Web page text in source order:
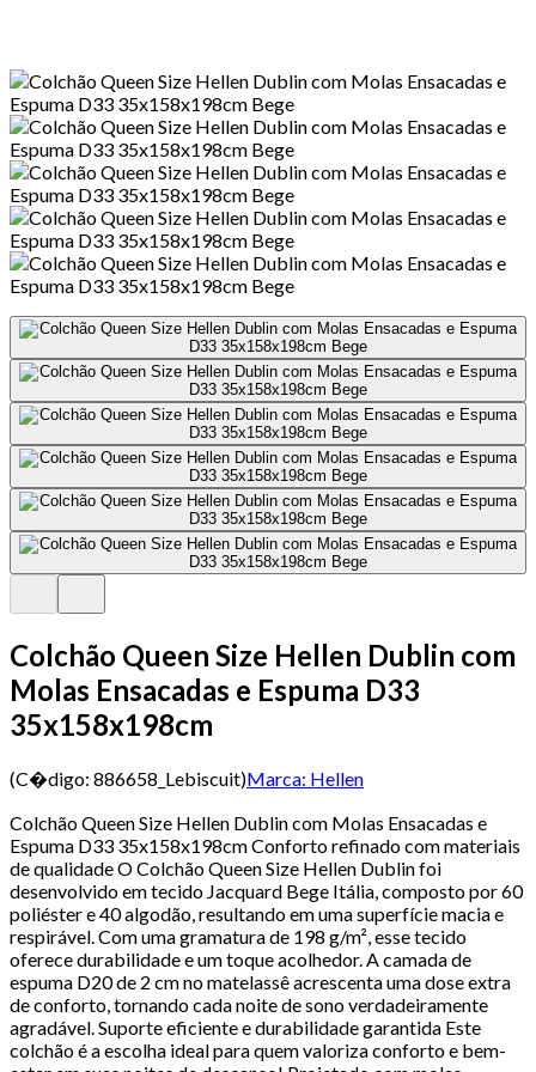
Colchão Queen Size Hellen Dublin com
Molas Ensacadas e Espuma D33
35x158x198cm
(C�digo: 886658_Lebiscuit)Marca: Hellen
Colchão Queen Size Hellen Dublin com Molas Ensacadas e
Espuma D33 35x158x198cm Conforto refinado com materiais
de qualidade O Colchão Queen Size Hellen Dublin foi
desenvolvido em tecido Jacquard Bege Itália, composto por 60
poliéster e 40 algodão, resultando em uma superfície macia e
respirável. Com uma gramatura de 198 g/m², esse tecido
oferece durabilidade e um toque acolhedor. A camada de
espuma D20 de 2 cm no matelassê acrescenta uma dose extra
de conforto, tornando cada noite de sono verdadeiramente
agradável. Suporte eficiente e durabilidade garantida Este
colchão é a escolha ideal para quem valoriza conforto e bem-